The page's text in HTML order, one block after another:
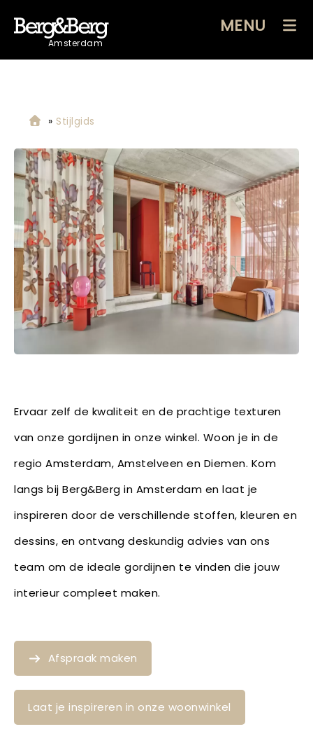
Amsterdam
MENU
» Stijlgids
Ervaar zelf de kwaliteit en de prachtige texturen
van onze gordijnen in onze winkel. Woon je in de
regio Amsterdam, Amstelveen en Diemen. Kom
langs bij Berg&Berg in Amsterdam en laat je
inspireren door de verschillende stoffen, kleuren en
dessins, en ontvang deskundig advies van ons
team om de ideale gordijnen te vinden die jouw
interieur compleet maken.
Afspraak maken
Laat je inspireren in onze woonwinkel